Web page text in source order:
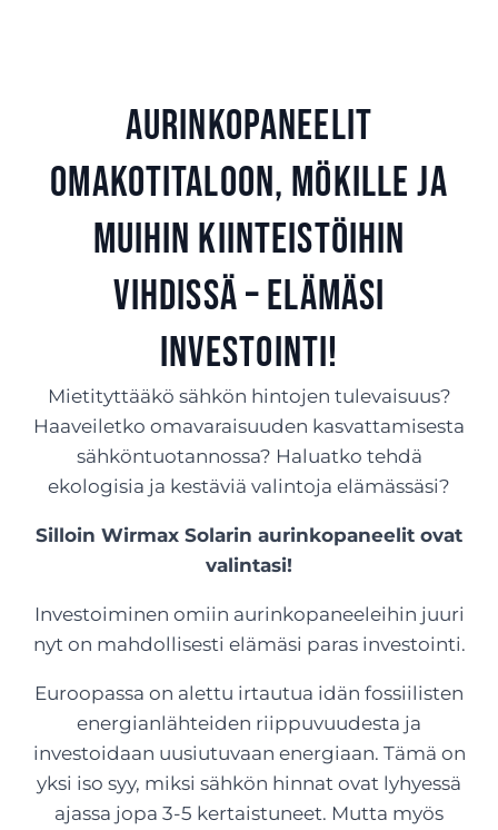
Aurinkopaneelit
omakotitaloon, mökille ja
muihin kiinteistöihin
Vihdissä – Elämäsi
investointi!
Mietityttääkö sähkön hintojen tulevaisuus?
Haaveiletko omavaraisuuden kasvattamisesta
sähköntuotannossa? Haluatko tehdä
ekologisia ja kestäviä valintoja elämässäsi?
Silloin Wirmax Solarin aurinkopaneelit ovat
valintasi!
Investoiminen omiin aurinkopaneeleihin juuri
nyt on mahdollisesti elämäsi paras investointi.
Euroopassa on alettu irtautua idän fossiilisten
energianlähteiden riippuvuudesta ja
investoidaan uusiutuvaan energiaan. Tämä on
yksi iso syy, miksi sähkön hinnat ovat lyhyessä
ajassa jopa 3-5 kertaistuneet. Mutta myös